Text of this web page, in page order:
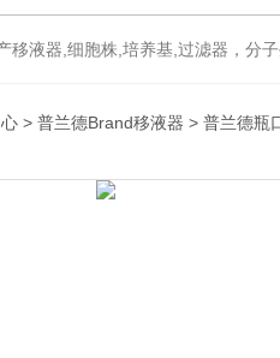
液器,细胞株,培养基,过滤器，分子
> 普兰德Brand移液器 > 普兰德瓶